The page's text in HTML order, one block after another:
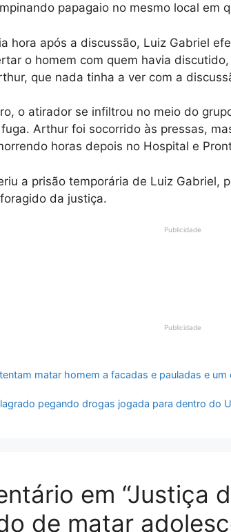
papagaio no mesmo local em
hora após a discussão, Luiz Gabriel
o homem com quem havia
que nada tinha a ver com a
o atirador se infiltrou no meio do
Arthur foi socorrido às pressas,
horas depois no Hospital e
a prisão temporária de Luiz Gabriel,
da justiça.
Publicidade
Publicidade
matar homem a facadas e pauladas e
pegando drogas jogada para dentro do
em “Justiça
de matar